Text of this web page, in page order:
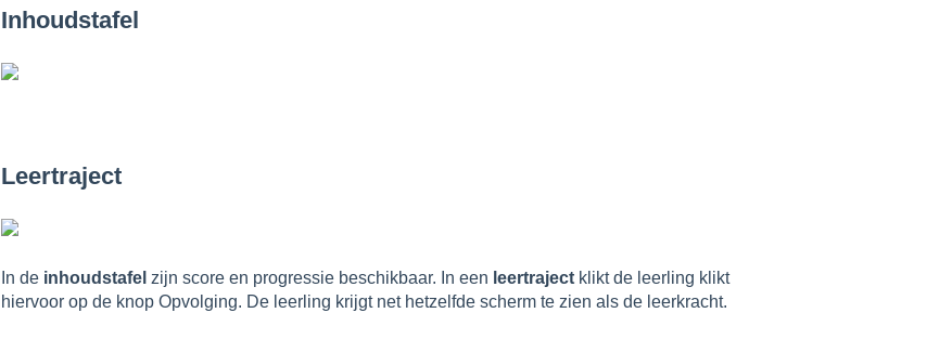
Inhoudstafel
Leertraject
In de inhoudstafel zijn score en progressie beschikbaar. In een leertraject klikt de leerling klikt
hiervoor op de knop Opvolging. De leerling krijgt net hetzelfde scherm te zien als de leerkracht.